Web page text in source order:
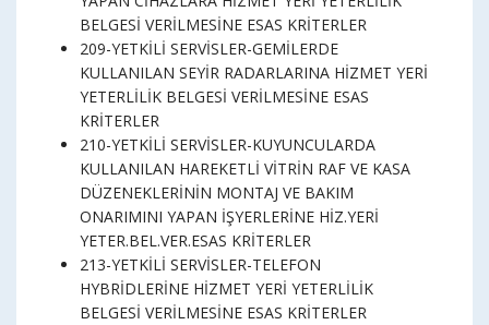
BELGESİ VERİLMESİNE ESAS KRİTERLER
209-YETKİLİ SERVİSLER-GEMİLERDE
KULLANILAN SEYİR RADARLARINA HİZMET YERİ
YETERLİLİK BELGESİ VERİLMESİNE ESAS
KRİTERLER
210-YETKİLİ SERVİSLER-KUYUNCULARDA
KULLANILAN HAREKETLİ VİTRİN RAF VE KASA
DÜZENEKLERİNİN MONTAJ VE BAKIM
ONARIMINI YAPAN İŞYERLERİNE HİZ.YERİ
YETER.BEL.VER.ESAS KRİTERLER
213-YETKİLİ SERVİSLER-TELEFON
HYBRİDLERİNE HİZMET YERİ YETERLİLİK
BELGESİ VERİLMESİNE ESAS KRİTERLER